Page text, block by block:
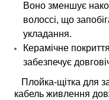
Воно зменшує
волоссі, що
укладання.
Керамічне
забезпечує
Плойка-щітка для
кабель живлення